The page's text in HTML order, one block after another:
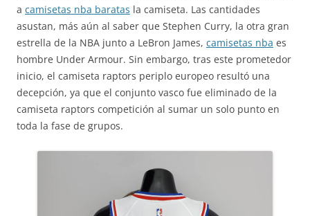
a camisetas nba baratas la camiseta. Las cantidades
asustan, más aún al saber que Stephen Curry, la otra gran
estrella de la NBA junto a LeBron James, camisetas nba es
hombre Under Armour. Sin embargo, tras este prometedor
inicio, el camiseta raptors periplo europeo resultó una
decepción, ya que el conjunto vasco fue eliminado de la
camiseta raptors competición al sumar un solo punto en
toda la fase de grupos.